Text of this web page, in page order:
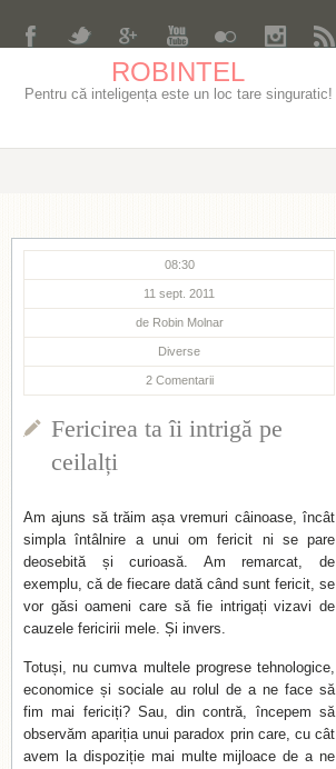
ROBINTEL
Pentru că inteligența este un loc tare singuratic!
08:30
11 sept. 2011
de Robin Molnar
Diverse
2 Comentarii
Fericirea ta îi intrigă pe
ceilalți
Am ajuns să trăim așa vremuri câinoase, încât
simpla întâlnire a unui om fericit ni se pare
deosebită și curioasă. Am remarcat, de
exemplu, că de fiecare dată când sunt fericit, se
vor găsi oameni care să fie intrigați vizavi de
cauzele fericirii mele. Și invers.
Totuși, nu cumva multele progrese tehnologice,
economice și sociale au rolul de a ne face să
fim mai fericiți? Sau, din contră, începem să
observăm apariția unui paradox prin care, cu cât
avem la dispoziție mai multe mijloace de a ne